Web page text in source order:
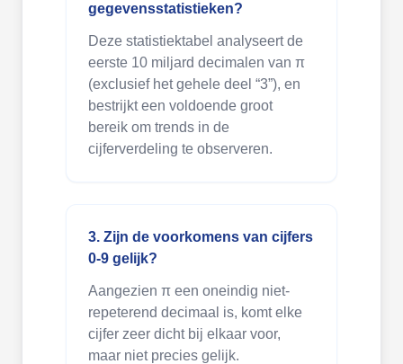
gegevensstatistieken?
Deze statistiektabel analyseert de
eerste 10 miljard decimalen van π
(exclusief het gehele deel “3”), en
bestrijkt een voldoende groot
bereik om trends in de
cijferverdeling te observeren.
3. Zijn de voorkomens van cijfers
0-9 gelijk?
Aangezien π een oneindig niet-
repeterend decimaal is, komt elke
cijfer zeer dicht bij elkaar voor,
maar niet precies gelijk.